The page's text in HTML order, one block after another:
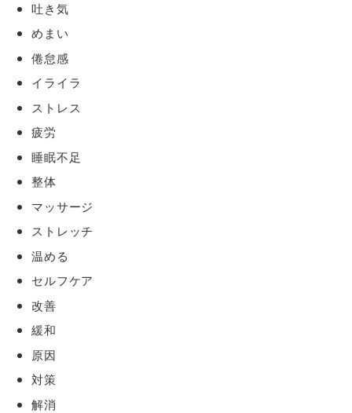
吐き気
めまい
倦怠感
イライラ
ストレス
疲労
睡眠不足
整体
マッサージ
ストレッチ
温める
セルフケア
改善
緩和
原因
対策
解消